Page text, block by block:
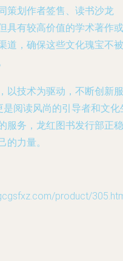
策划作者签售、读书沙龙
具有较高价值的学术著作或
道，确保这些文化瑰宝不被
以技术为驱动，不断创新服
是阅读风尚的引导者和文化
服务，龙红图书发行部正稳
力量。
product/